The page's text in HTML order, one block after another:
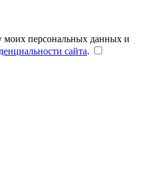
моих персональных данных и
сайта.